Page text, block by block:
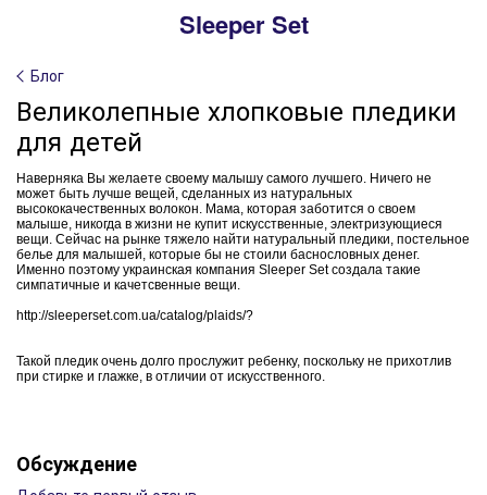
Sleeper Set
Блог
Великолепные хлопковые пледики
для детей
Наверняка Вы желаете своему малышу самого лучшего. Ничего не
может быть лучше вещей, сделанных из натуральных
высококачественных волокон. Мама, которая заботится о своем
малыше, никогда в жизни не купит искусственные, электризующиеся
вещи. Сейчас на рынке тяжело найти натуральный пледики, постельное
белье для малышей, которые бы не стоили баснословных денег.
Именно поэтому украинская компания Sleeper Set создала такие
симпатичные и качетсвенные вещи.
http://sleeperset.com.ua/catalog/plaids/?
Такой пледик очень долго прослужит ребенку, поскольку не прихотлив
при стирке и глажке, в отличии от искусственного.
Обсуждение